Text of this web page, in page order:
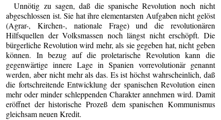
Unnötig zu sagen, daß die spanische Revolution noch nicht
abgeschlossen ist. Sie hat ihre elementarsten Aufgaben nicht gelöst
(Agrar-, Kirchen-, nationale Frage) und die revolutionären
Hilfsquellen der Volksmassen noch längst nicht erschöpft. Die
bürgerliche Revolution wird mehr, als sie gegeben hat, nicht geben
können. In bezug auf die proletarische Revolution kann die
gegenwärtige innere Lage in Spanien vorrevolutionär genannt
werden, aber nicht mehr als das. Es ist höchst wahrscheinlich, daß
die fortschreitende Entwicklung der spanischen Revolution einen
mehr oder minder schleppenden Charakter annehmen wird. Damit
eröffnet der historische Prozeß dem spanischen Kommunismus
gleichsam neuen Kredit.